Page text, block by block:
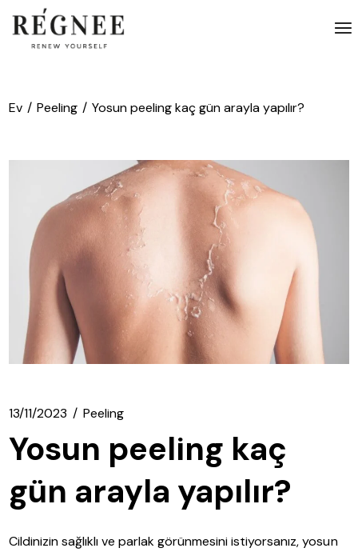
atla
Ev Peeling Yosun peeling kaç gün arayla yapılır?
13/11/2023 Peeling
Yosun peeling kaç
gün arayla yapılır?
Cildinizin sağlıklı ve parlak görünmesini istiyorsanız, yosun